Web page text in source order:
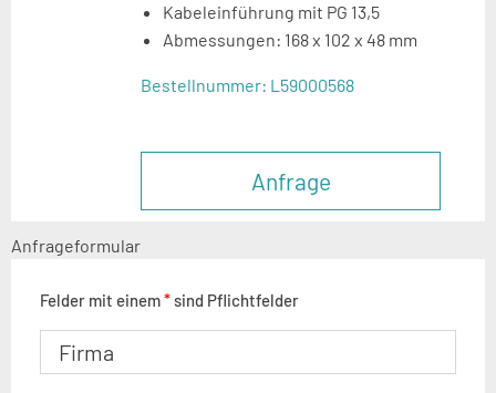
Kabeleinführung mit PG 13,5
Abmessungen: 168 x 102 x 48 mm
Bestellnummer: L59000568
Anfrage
Anfrageformular
Felder mit einem*sind Pflichtfelder